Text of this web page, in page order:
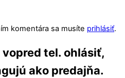
komentára sa musíte prihlásiť.
tel. ohlásiť,
ako predajňa.